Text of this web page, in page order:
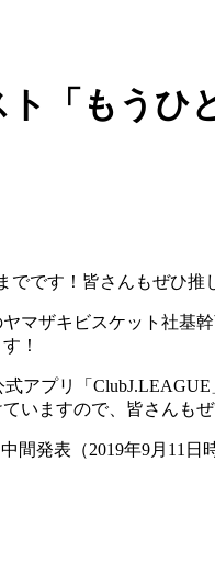
「もうひ
でです！皆さんもぜひ推
マザキビスケット社基
！
アプリ「
いますので、皆さんも
間発表（2019年9月11日